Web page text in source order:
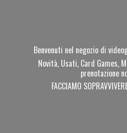
Benvenuti nel negozio di
Novità, Usati, Card Games,
prenotazione
FACCIAMO